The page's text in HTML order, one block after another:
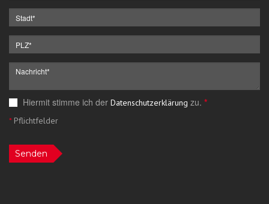
Hiermit stimme ich der Datenschutzerklärung zu. *
*Pflichtfelder
Senden